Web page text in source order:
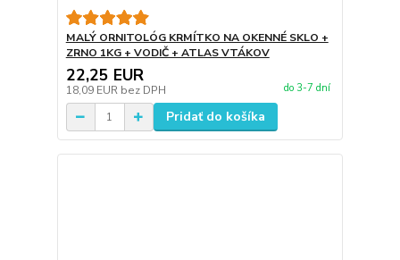
MALÝ ORNITOLÓG KRMÍTKO NA OKENNÉ SKLO +
ZRNO 1KG + VODIČ + ATLAS VTÁKOV
22,25 EUR
18,09 EUR bez DPH do 3-7 dní
Pridať do košíka